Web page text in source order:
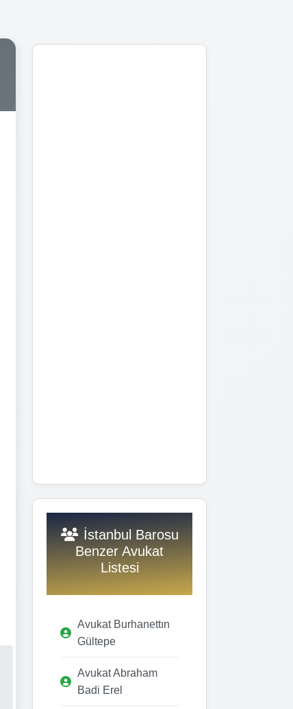
İstanbul Barosu
Benzer Avukat
Listesi
Avukat Burhanettın
Gültepe
Avukat Abraham
Badi Erel